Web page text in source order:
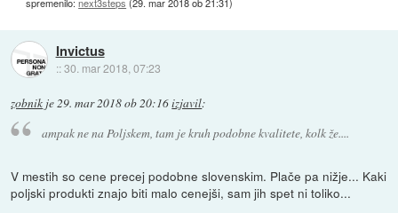
Invictus
::30. mar 2018, 07:23
zobnik je29. mar 2018 ob 20:16izjavil:
ampak ne na Poljskem, tam je kruh podobne kvalitete, kolk že....
V mestih so cene precej podobne slovenskim. Plače pa nižje... Kaki
poljski produkti znajo biti malo cenejši, sam jih spet ni toliko...